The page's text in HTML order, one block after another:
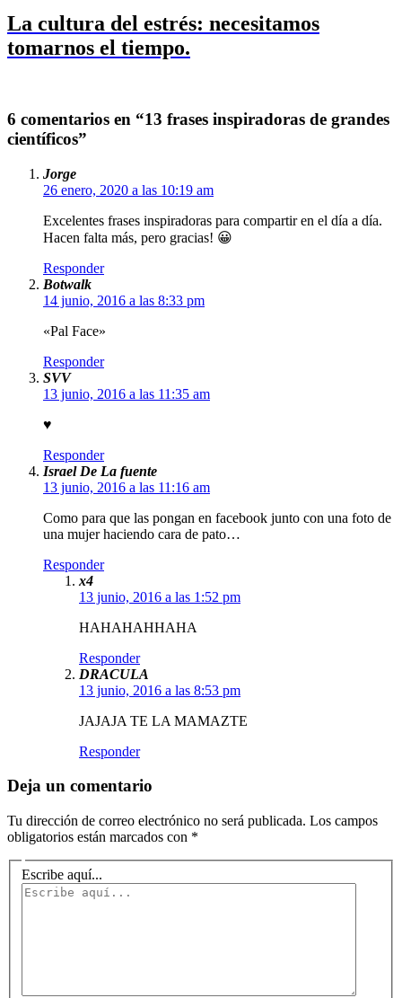
La cultura del estrés: necesitamos
tomarnos el tiempo.
6 comentarios en “13 frases inspiradoras de grandes
científicos”
Jorge
26 enero, 2020 a las 10:19 am
Excelentes frases inspiradoras para compartir en el día a día.
Hacen falta más, pero gracias! 😀
Responder
Botwalk
14 junio, 2016 a las 8:33 pm
«Pal Face»
Responder
SVV
13 junio, 2016 a las 11:35 am
♥
Responder
Israel De La fuente
13 junio, 2016 a las 11:16 am
Como para que las pongan en facebook junto con una foto de
una mujer haciendo cara de pato…
Responder
x4
13 junio, 2016 a las 1:52 pm
HAHAHAHHAHA
Responder
DRACULA
13 junio, 2016 a las 8:53 pm
JAJAJA TE LA MAMAZTE
Responder
Deja un comentario
Tu dirección de correo electrónico no será publicada. Los campos
obligatorios están marcados con *
Escribe aquí...